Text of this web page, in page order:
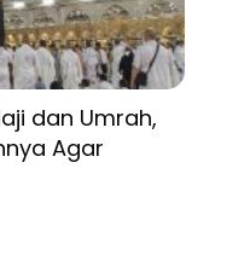
dan Umrah,
Agar